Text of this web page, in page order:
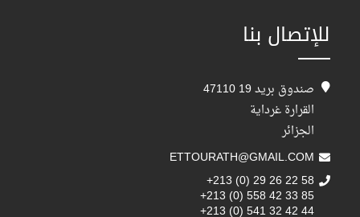
للإتصال بنا
صندوق بريد 19 47110
القرارة غرداية
الجزائر
ETTOURATH@GMAIL.COM
+213 (0) 29 26 22 58
+213 (0) 558 42 33 85
+213 (0) 541 32 42 44